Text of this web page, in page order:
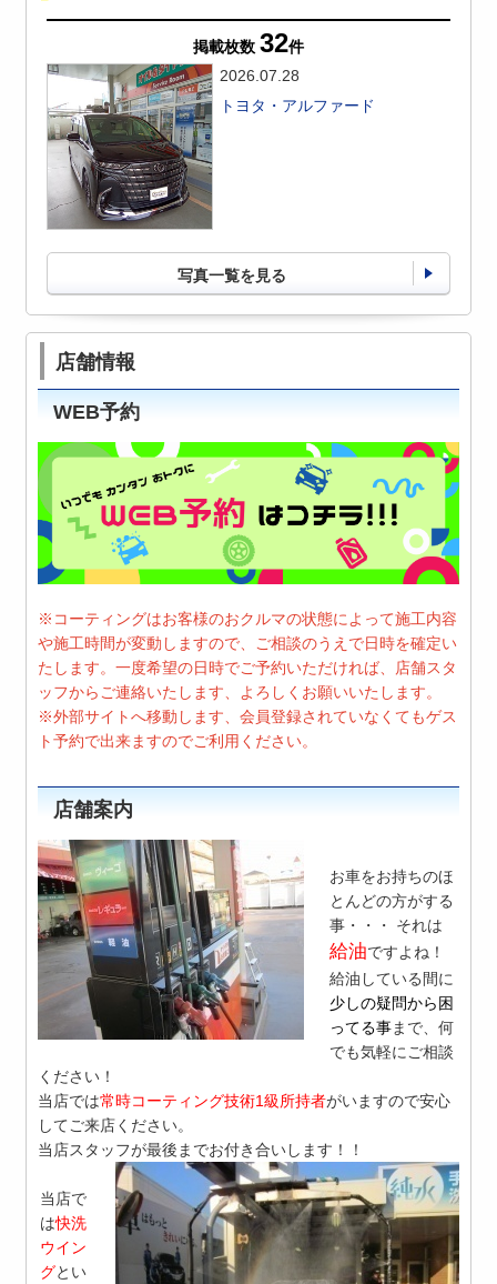
掲載枚数 32件
2026.07.28
トヨタ・アルファード
写真一覧を見る
店舗情報
WEB予約
※コーティングはお客様のおクルマの状態によって施工内容
や施工時間が変動しますので、ご相談のうえで日時を確定い
たします。一度希望の日時でご予約いただければ、店舗スタ
ッフからご連絡いたします、よろしくお願いいたします。
※外部サイトへ移動します、会員登録されていなくてもゲス
ト予約で出来ますのでご利用ください。
店舗案内
お車をお持ちのほ
とんどの方がする
事・・・ それは
給油ですよね！
給油している間に
少しの疑問から困
ってる事まで、何
でも気軽にご相談
ください！
当店では常時コーティング技術1級所持者がいますので安心
してご来店ください。
当店スタッフが最後までお付き合いします！！
当店で
は快洗
ウイン
グとい